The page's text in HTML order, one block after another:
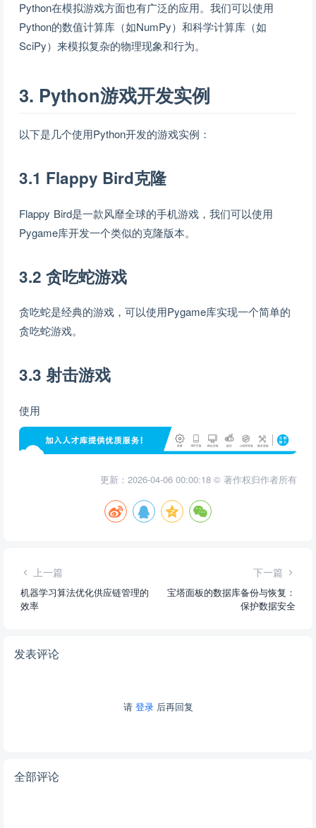
Python在模拟游戏方面也有广泛的应用。我们可以使用
Python的数值计算库（如NumPy）和科学计算库（如
SciPy）来模拟复杂的物理现象和行为。
3. Python游戏开发实例
以下是几个使用Python开发的游戏实例：
3.1 Flappy Bird克隆
Flappy Bird是一款风靡全球的手机游戏，我们可以使用
Pygame库开发一个类似的克隆版本。
3.2 贪吃蛇游戏
贪吃蛇是经典的游戏，可以使用Pygame库实现一个简单的
贪吃蛇游戏。
3.3 射击游戏
使用
更新：2026-04-06 00:00:18 © 著作权归作者所有
上一篇
机器学习算法优化供应链管理的
效率
下一篇
宝塔面板的数据库备份与恢复：
保护数据安全
发表评论
请 登录后再回复
全部评论